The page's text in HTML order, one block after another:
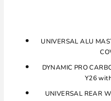
UNIVERSAL ALU
DYNAMIC PRO
Y26
UNIVERSAL REAR